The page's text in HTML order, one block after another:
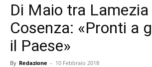
Di Maio tra Lamezia
Cosenza: «Pronti a
il Paese»
By Redazione - 10 Febbraio 2018